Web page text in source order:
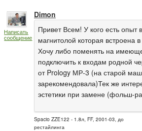
Написать
сообщение
Dimon
Привет Всем! У кого есть опыт
магнитолой которая встроена
Хочу либо поменять на
подключить к входам родной
от Prology МР-3 (на старой
зарекомендовала)Тек же
эстетики при замене (фольш-
Spacio ZZE122 - 1.8л, FF, 2001-03, до
рестайлинга